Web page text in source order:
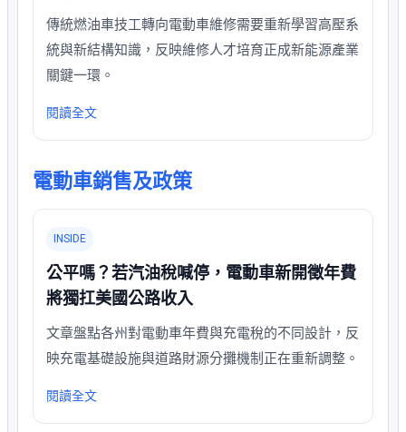
傳統燃油車技工轉向電動車維修需要重新學習高壓系
統與新結構知識，反映維修人才培育正成新能源產業
關鍵一環。
閱讀全文
電動車銷售及政策
INSIDE
公平嗎？若汽油稅喊停，電動車新開徵年費
將獨扛美國公路收入
文章盤點各州對電動車年費與充電稅的不同設計，反
映充電基礎設施與道路財源分攤機制正在重新調整。
閱讀全文